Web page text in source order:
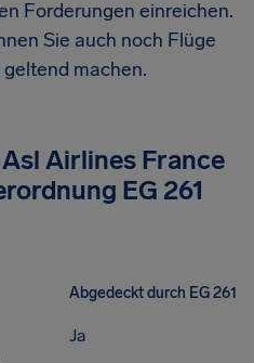
Forderungen einreichen.
Sie auch noch Flüge
geltend machen.
Airlines France
EG 261
Abgedeckt durch EG 261
Ja